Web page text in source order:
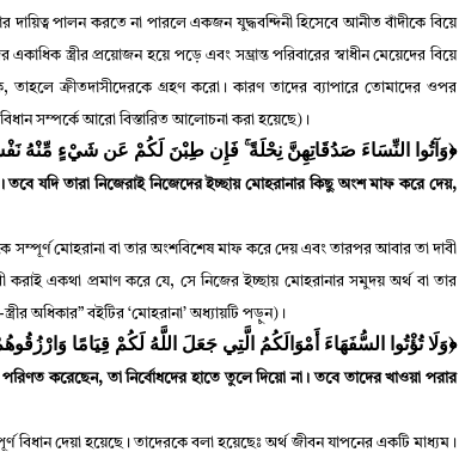
দায়িত্ব পালন করতে না পারলে একজন যুদ্ধবন্দিনী হিসেবে আনীত বাঁদীকে বিয়ে
স্ত্রীর প্রয়োজন হয়ে পড়ে এবং সম্ভ্রান্ত পরিবারের স্বাধীন মেয়েদের বিয়ে
,তাহলে ক্রীতদাসীদেরকে গ্রহণ করো।কারণ তাদের ব্যাপারে তোমাদের ওপর
সম্পর্কে আরো বিস্তারিত আলোচনা করা হয়েছে) ।
﴿وَآتُوا النِّسَاءَ صَدُقَاتِهِنَّ نِحْلَةً ۚ فَإِن طِبْنَ لَكُمْ عَن شَيْءٍ مِّنْهُ
তবে যদি তারা নিজেরাই নিজেদের ইচ্ছায় মোহরানার কিছু অংশ মাফ করে দেয়,
সম্পূর্ণ মোহরানা বা তার অংশবিশেষ মাফ করে দেয় এবং তারপর আবার তা দাবী
করাই একথা প্রমাণ করে যে, সে নিজের ইচ্ছায় মোহরানার সমুদয় অর্থ বা তার
অধিকার” বইটির ‘মোহরানা’অধ্যায়টি পড়ুন) ।
﴿وَلَا تُؤْتُوا السُّفَهَاءَ أَمْوَالَكُمُ الَّتِي جَعَلَ اللَّهُ لَكُمْ قِيَامًا
পরিণত করেছেন,তা নির্বোধদের হাতে তুলে দিয়ো না । তবে তাদের খাওয়া পরার
বিধান দেয়া হয়েছে।তাদেরকে বলা হয়েছেঃ অর্থ জীবন যাপনের একটি মাধ্যম ।